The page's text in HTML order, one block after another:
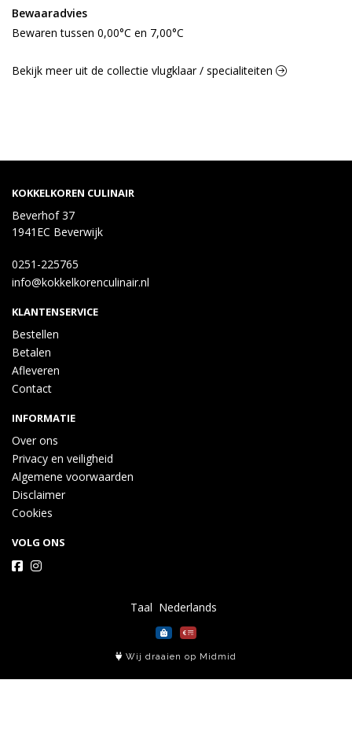
E450, E451, E452, verdikkingsmiddel: E407, zuurteregelaar: E300,
Bewaaradvies
Bewaren tussen 0,00°C en 7,00°C
Bekijk meer uit de collectie vlugklaar / specialiteiten
KOKKELKOREN CULINAIR
Beverhof 37
1941EC Beverwijk
0251-225765
info@kokkelkorenculinair.nl
KLANTENSERVICE
Bestellen
Betalen
Afleveren
Contact
INFORMATIE
Over ons
Privacy en veiligheid
Algemene voorwaarden
Disclaimer
Cookies
VOLG ONS
Taal
Wij draaien op Midmid